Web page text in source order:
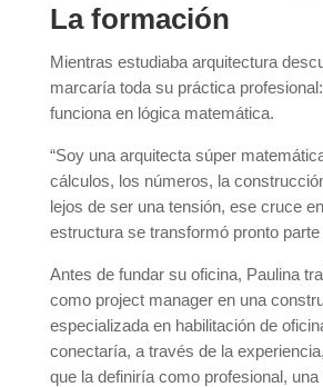
La formación
Mientras estudiaba arquitectura
marcaría toda su práctica
funciona en lógica matemática.
“Soy una arquitecta súper
cálculos, los números, la
lejos de ser una tensión, ese cruce
estructura se transformó pronto
Antes de fundar su oficina, Paulina
como project manager en una
especializada en habilitación de
conectaría, a través de la
que la definiría como profesional,